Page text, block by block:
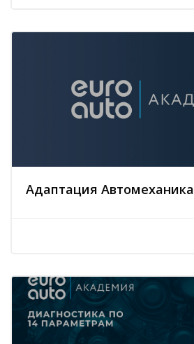
Адаптация Автомеханика